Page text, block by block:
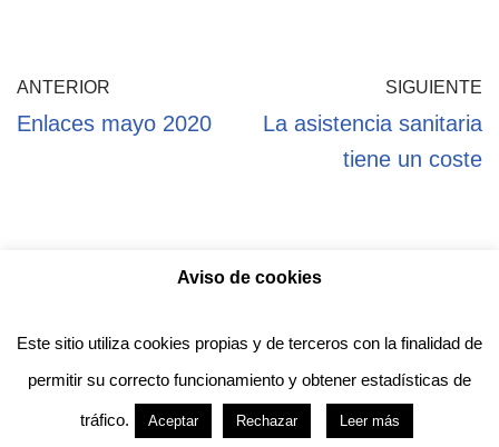
ANTERIOR
Enlaces mayo 2020
SIGUIENTE
La asistencia sanitaria
tiene un coste
Política de Cookies
Anotado funciona gracias a
diseño del tema
Neve
Aviso de cookies
Este sitio utiliza cookies propias y de terceros con la finalidad de
permitir su correcto funcionamiento y obtener estadísticas de
tráfico. Aceptar Rechazar Leer más